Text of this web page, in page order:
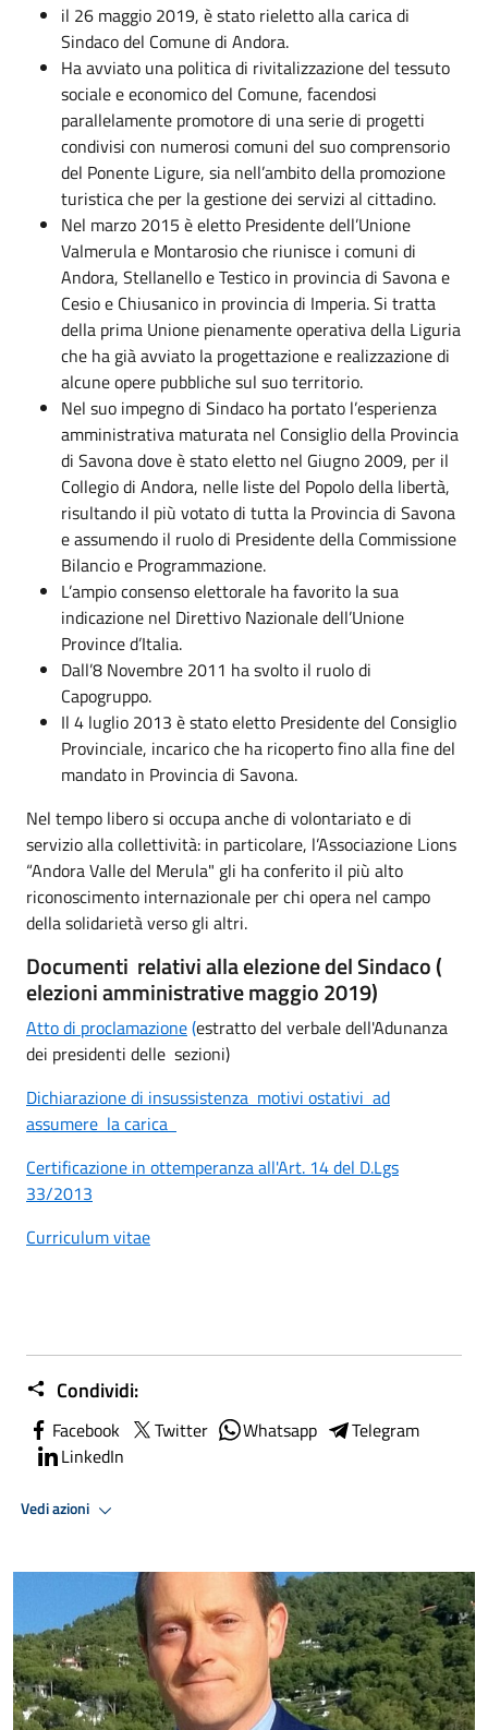
il 26 maggio 2019, è stato rieletto alla carica di
Sindaco del Comune di Andora.
Ha avviato una politica di rivitalizzazione del tessuto
sociale e economico del Comune, facendosi
parallelamente promotore di una serie di progetti
condivisi con numerosi comuni del suo comprensorio
del Ponente Ligure, sia nell’ambito della promozione
turistica che per la gestione dei servizi al cittadino.
Nel marzo 2015 è eletto Presidente dell’Unione
Valmerula e Montarosio che riunisce i comuni di
Andora, Stellanello e Testico in provincia di Savona e
Cesio e Chiusanico in provincia di Imperia. Si tratta
della prima Unione pienamente operativa della Liguria
che ha già avviato la progettazione e realizzazione di
alcune opere pubbliche sul suo territorio.
Nel suo impegno di Sindaco ha portato l’esperienza
amministrativa maturata nel Consiglio della Provincia
di Savona dove è stato eletto nel Giugno 2009, per il
Collegio di Andora, nelle liste del Popolo della libertà,
risultando il più votato di tutta la Provincia di Savona
e assumendo il ruolo di Presidente della Commissione
Bilancio e Programmazione.
L’ampio consenso elettorale ha favorito la sua
indicazione nel Direttivo Nazionale dell’Unione
Province d’Italia.
Dall’8 Novembre 2011 ha svolto il ruolo di
Capogruppo.
Il 4 luglio 2013 è stato eletto Presidente del Consiglio
Provinciale, incarico che ha ricoperto fino alla fine del
mandato in Provincia di Savona.
Nel tempo libero si occupa anche di volontariato e di
servizio alla collettività: in particolare, l’Associazione Lions
“Andora Valle del Merula" gli ha conferito il più alto
riconoscimento internazionale per chi opera nel campo
della solidarietà verso gli altri.
Documenti relativi alla elezione del Sindaco (
elezioni amministrative maggio 2019)
Atto di proclamazione(estratto del verbale dell'Adunanza
dei presidenti delle sezioni)
Dichiarazione di insussistenza motivi ostativi ad
assumere la carica
Certificazione in ottemperanza all'Art. 14 del D.Lgs
33/2013
Curriculum vitae
Condividi:
Facebook Twitter Whatsapp
Telegram
LinkedIn
Vedi azioni